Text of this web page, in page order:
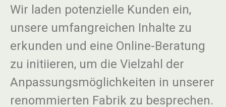
Wir laden potenzielle Kunden ein,
unsere umfangreichen Inhalte zu
erkunden und eine Online-Beratung
zu initiieren, um die Vielzahl der
Anpassungsmöglichkeiten in unserer
renommierten Fabrik zu besprechen.